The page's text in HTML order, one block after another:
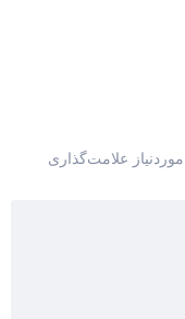
علامت‌گذاری